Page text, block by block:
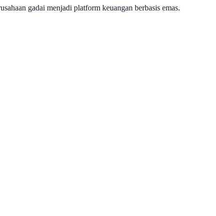
gadai menjadi platform keuangan berbasis emas.